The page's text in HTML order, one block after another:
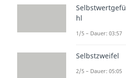
Selbstwertgefü
hl
1/5 – Dauer: 03:57
Selbstzweifel
2/5 – Dauer: 05:05